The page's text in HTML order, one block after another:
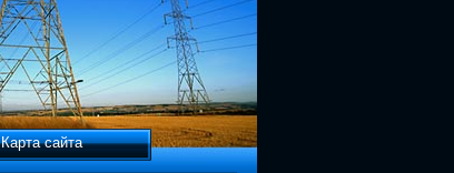
Карта сайта